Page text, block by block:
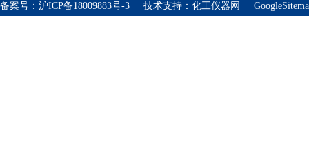
备案号： 沪ICP备18009883号-3 技术支持： 化工仪器网